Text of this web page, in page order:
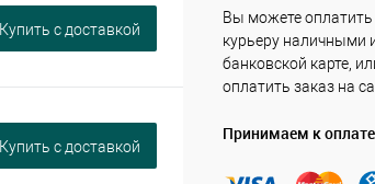
Купить c доставкой
Купить c доставкой
Вы можете оплатить
курьеру наличными
банковской карте,
оплатить заказ на
Принимаем к оплате